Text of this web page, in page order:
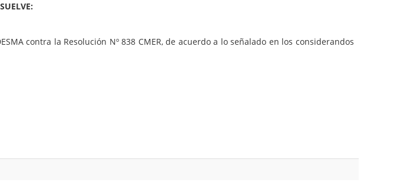
contra la Resolución Nº 838 CMER, de acuerdo a lo señalado en los considerandos